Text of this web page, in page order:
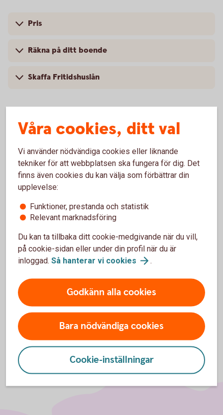
Pris
Räkna på ditt boende
Skaffa Fritidshuslån
Försäkra ditt boende och ditt
bolån
Fritidshusförsäkring
Räntor
Räntor för
Våra cookies, ditt val
Vi använder nödvändiga cookies eller liknande
tekniker för att webbplatsen ska fungera för dig. Det
finns även cookies du kan välja som förbättrar din
upplevelse:
Funktioner, prestanda och statistik
Relevant marknadsföring
Du kan ta tillbaka ditt cookie-medgivande när du vill,
på cookie-sidan eller under din profil när du är
inloggad. Så hanterar vi cookies .
Godkänn alla cookies
Bara nödvändiga cookies
Cookie-inställningar